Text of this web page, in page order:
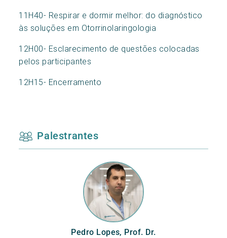
11H40- Respirar e dormir melhor: do diagnóstico
às soluções em Otorrinolaringologia
12H00- Esclarecimento de questões colocadas
pelos participantes
12H15- Encerramento
Palestrantes
Pedro Lopes, Prof. Dr.